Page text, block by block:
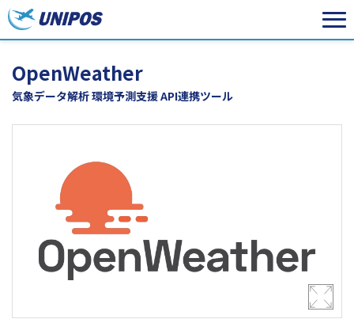
OpenWeather
気象データ解析 環境予測支援 API連携ツール